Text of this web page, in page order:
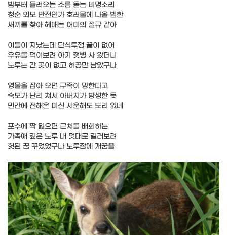
밤부터 들려오는 소름 돋는 비명소리
청순 외모 반전인가 호러물에 나올 법한
새끼를 찾아 헤매는 어미의 절규 같아
이틀이 지났는데 단식투쟁 끝이 없어
우유를 먹여보려 아기 젖병 사 왔더니
노루는 간 곳이 없고 허공만 남았구나
영물을 잡아 오면 구족이 망한다고
숙모가 난리 쳐서 아버지가 방생한 듯
민간에 전해온 미신 서운해도 도리 없네
포수에 짝 잃으면 근처를 배회하는
가족애 깊은 노루 내 멋대로 길러보려
헛된 꿈 꾸었었구나 노루잠에 개꿈을